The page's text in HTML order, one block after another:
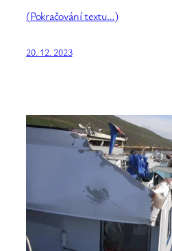
(Pokračování textu…)
20. 12. 2023